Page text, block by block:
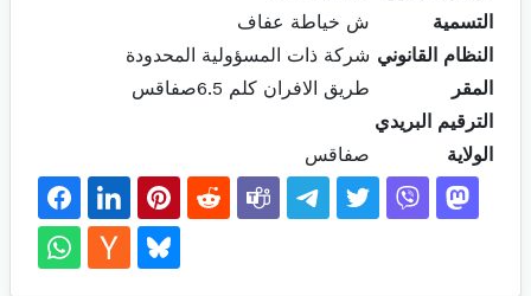
التسمية
ش خياطة عفاف
النظام القانوني شركة ذات المسؤولية المحدودة
المقر
طريق الافران كلم 6.5صفاقس
الترقيم البريدي
الولاية
صفاقس